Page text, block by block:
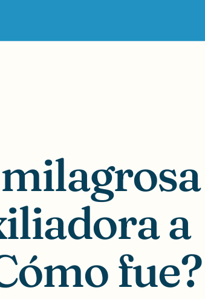
a
fue?